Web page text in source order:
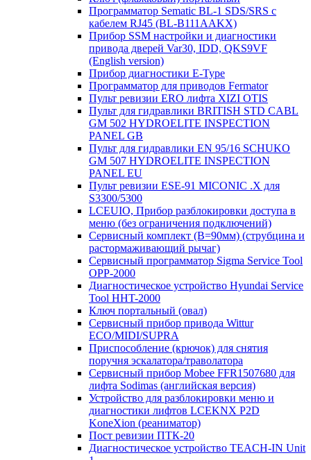
Программатор Sematic BL-1 SDS/SRS с
кабелем RJ45 (BL-B111AAKX)
Прибор SSM настройки и диагностики
привода дверей Var30, IDD, QKS9VF
(English version)
Прибор диагностики E-Type
Программатор для приводов Fermator
Пульт ревизии ERO лифта XIZI OTIS
Пульт для гидравлики BRITISH STD CABL
GM 502 HYDROELITE INSPECTION
PANEL GB
Пульт для гидравлики EN 95/16 SCHUKO
GM 507 HYDROELITE INSPECTION
PANEL EU
Пульт ревизии ESE-91 MICONIC .X для
S3300/5300
LCEUIO, Прибор разблокировки доступа в
меню (без ограничения подключений)
Сервисный комплект (В=90мм) (струбцина и
растормаживающий рычаг)
Сервисный программатор Sigma Service Tool
OPP-2000
Диагностическое устройство Hyundai Service
Tool HHT-2000
Ключ портальный (овал)
Сервисный прибор привода Wittur
ECO/MIDI/SUPRA
Приспособление (крючок) для снятия
поручня эскалатора/траволатора
Сервисный прибор Mobee FFR1507680 для
лифта Sodimas (английская версия)
Устройство для разблокировки меню и
диагностики лифтов LCEKNX P2D
KoneXion (реаниматор)
Пост ревизии ПТК-20
Диагностическое устройство TEACH-IN Unit